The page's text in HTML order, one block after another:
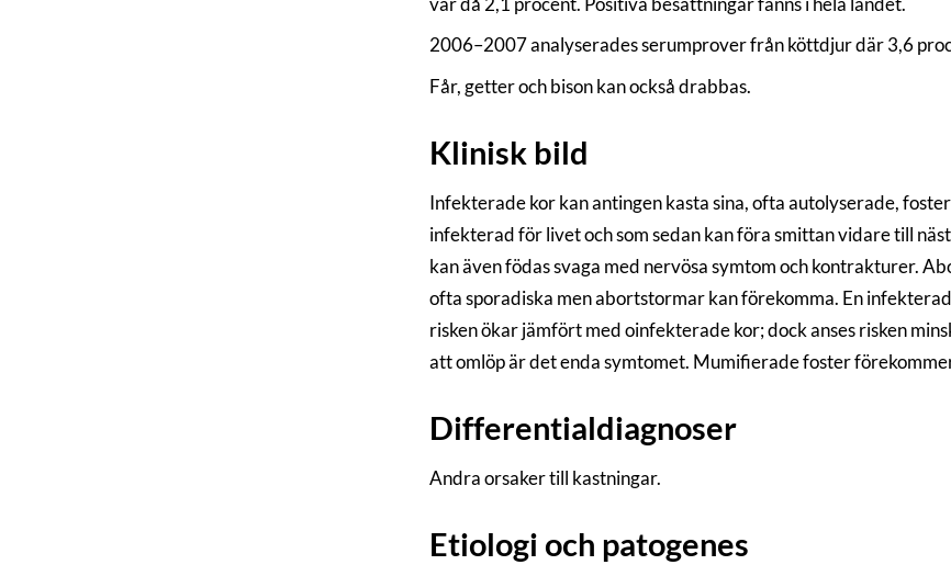
2006–2007 analyserades serumprover från köttdjur där 3,6
Får, getter och bison kan också drabbas.
Klinisk bild
Infekterade kor kan antingen kasta sina, ofta autolyserade,
infekterad för livet och som sedan kan föra smittan vidare till
kan även födas svaga med nervösa symtom och kontrakturer.
ofta sporadiska men abortstormar kan förekomma. En
risken ökar jämfört med oinfekterade kor; dock anses risken
att omlöp är det enda symtomet. Mumifierade foster
Differentialdiagnoser
Andra orsaker till kastningar.
Etiologi och patogenes